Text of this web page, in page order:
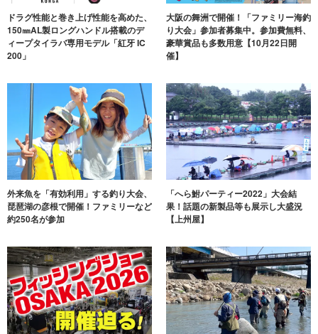
ドラグ性能と巻き上げ性能を高めた、
150㎜AL製ロングハンドル搭載のデ
ィープタイラバ専用モデル「紅牙 IC
200」
大阪の舞洲で開催！「ファミリー海釣
り大会」参加者募集中。参加費無料、
豪華賞品も多数用意【10月22日開
催】
外来魚を「有効利用」する釣り大会、
琵琶湖の彦根で開催！ファミリーなど
約250名が参加
「へら鮒パーティー2022」大会結
果！話題の新製品等も展示し大盛況
【上州屋】